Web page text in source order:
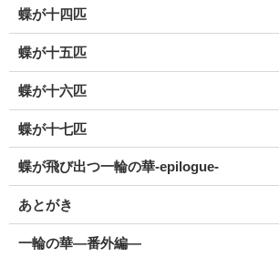
蝶が十四匹
蝶が十五匹
蝶が十六匹
蝶が十七匹
蝶が飛び出つ一輪の華-epilogue-
あとがき
一輪の華―番外編―